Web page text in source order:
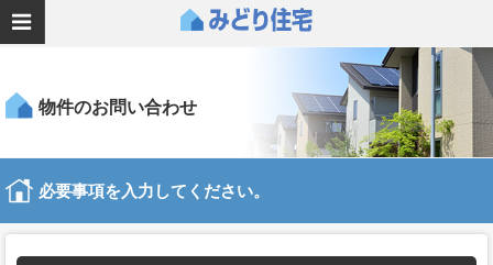
物件のお問い合わせ
必要事項を入力してください。